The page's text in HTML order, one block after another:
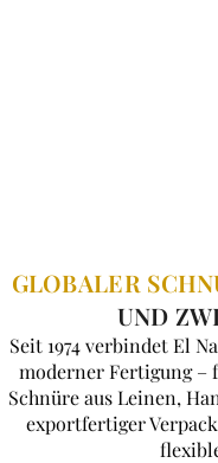
GLOBALER
UND
Seit 1974 verbindet El
moderner Fertigung –
Schnüre aus Leinen,
exportfertiger